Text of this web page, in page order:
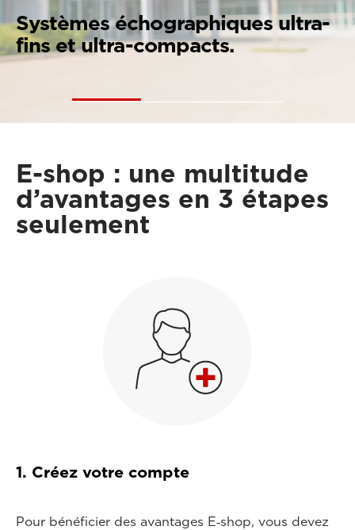
ultra-
ligne avec, à
l’univers
E-shop : une multitude
d’avantages en 3 étapes
seulement
1. Créez votre compte
Pour bénéficier des avantages E‑shop, vous devez